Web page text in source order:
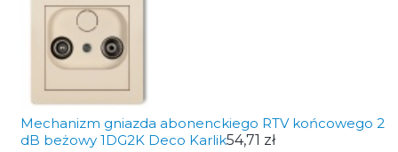
Mechanizm gniazda abonenckiego RTV końcowego 2
dB beżowy 1DG2K Deco Karlik54,71 zł